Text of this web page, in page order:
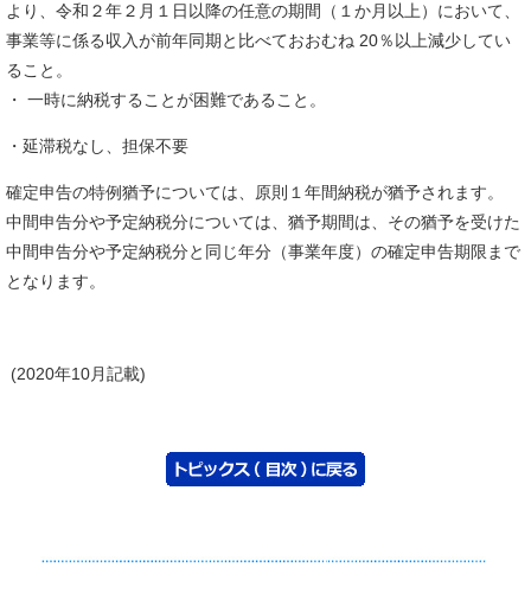
より、令和２年２月１日以降の任意の期間（１か月以上）において、
事業等に係る収入が前年同期と比べておおむね 20％以上減少してい
ること。
・ 一時に納税することが困難であること。
・延滞税なし、担保不要
確定申告の特例猶予については、原則１年間納税が猶予されます。
中間申告分や予定納税分については、猶予期間は、その猶予を受けた
中間申告分や予定納税分と同じ年分（事業年度）の確定申告期限まで
となります。
(2020年10月記載)